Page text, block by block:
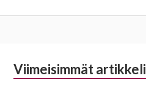
Alapalkin
Viimeisimmät